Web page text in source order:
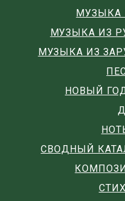
МУЗЫКА
МУЗЫКА ИЗ
МУЗЫКА ИЗ
НОВЫЙ
СВОДНЫЙ